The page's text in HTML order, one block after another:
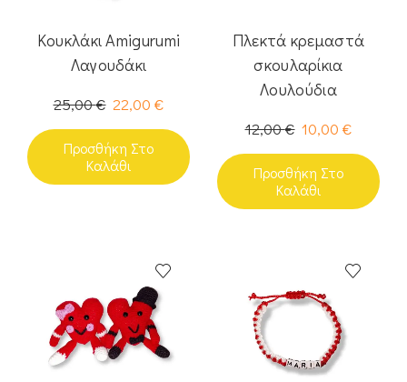
Κουκλάκι Amigurumi
Λαγουδάκι
25,00€ 22,00 €
Προσθήκη Στο
Καλάθι
Πλεκτά κρεμαστά
σκουλαρίκια
Λουλούδια
12,00€ 10,00 €
Προσθήκη Στο
Καλάθι